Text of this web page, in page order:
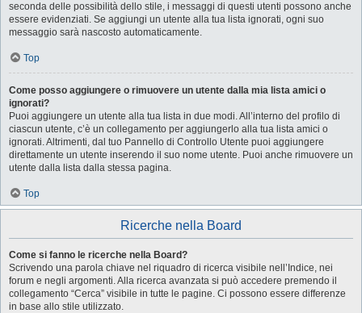
seconda delle possibilità dello stile, i messaggi di questi utenti possono anche
essere evidenziati. Se aggiungi un utente alla tua lista ignorati, ogni suo
messaggio sarà nascosto automaticamente.
Top
Come posso aggiungere o rimuovere un utente dalla mia lista amici o
ignorati?
Puoi aggiungere un utente alla tua lista in due modi. All’interno del profilo di
ciascun utente, c’è un collegamento per aggiungerlo alla tua lista amici o
ignorati. Altrimenti, dal tuo Pannello di Controllo Utente puoi aggiungere
direttamente un utente inserendo il suo nome utente. Puoi anche rimuovere un
utente dalla lista dalla stessa pagina.
Top
Ricerche nella Board
Come si fanno le ricerche nella Board?
Scrivendo una parola chiave nel riquadro di ricerca visibile nell’Indice, nei
forum e negli argomenti. Alla ricerca avanzata si può accedere premendo il
collegamento “Cerca” visibile in tutte le pagine. Ci possono essere differenze
in base allo stile utilizzato.